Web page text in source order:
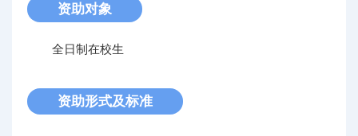
资助对象
全日制在校生
资助形式及标准